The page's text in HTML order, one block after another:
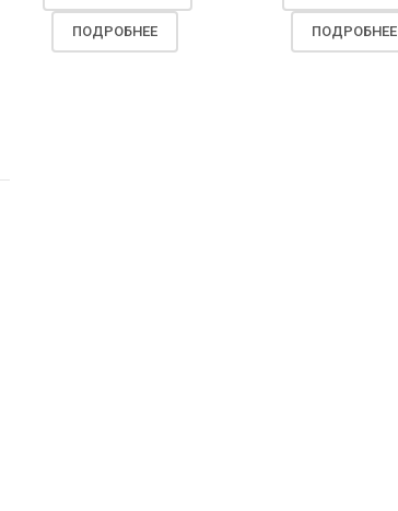
ПОДРОБНЕЕ ПОДРОБНЕЕ